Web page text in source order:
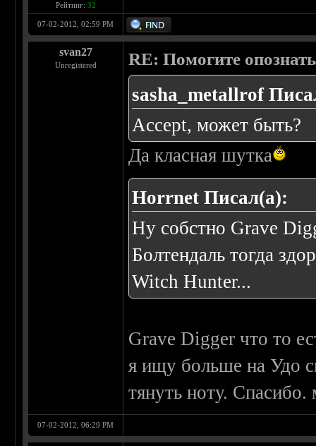
Рейтинг: 32
07-02-2012, 02:59 PM
svan27
Unregistered RE: Помогите
sasha_metallrof
Accept, может быть?
Да класная шутка
Horrnet Писал(а):
Ну собстно Grave
Болтендаль тогда
Witch Hunter...
Grave Digger что то
я ищу больше на Удо
тянуть ноту.
07-02-2012, 06:29 PM